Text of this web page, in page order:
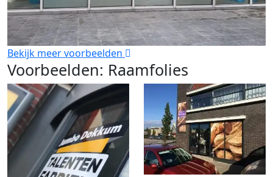
Bekijk meer voorbeelden
Voorbeelden: Raamfolies